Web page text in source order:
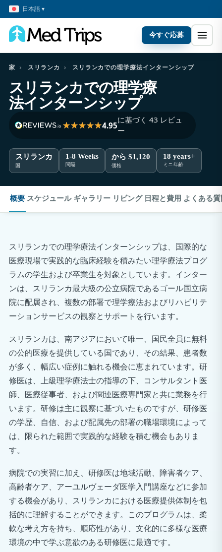
日本語 ▾
今すぐ応募
家 › スリランカ › スリランカでの理学療法インターンシップ
スリランカでの理学療
法インターンシップ
4.95
に基づく 43 レビュ
ー
スリランカ
国
1-8 Weeks
間隔
から $1,120
価格
18 years+
ミニ年齢
概要 スケジュール ギャラリー リビング 日程と費用 よくある質
スリランカでの理学療法インターンシップは、国際的な
医療現場で実践的な臨床経験を積みたい理学療法プログ
ラムの学生および卒業生を対象としています。インター
ンは、スリランカ最大級の公立病院であるゴール国立病
院に配属され、複数の部署で理学療法およびリハビリテ
ーションサービスの観察とサポートを行います。
スリランカは、南アジアにおいて唯一、国民全員に無料
の公的医療を提供している国であり、その結果、患者数
が多く、幅広い症例に触れる機会に恵まれています。研
修医は、上級理学療法士の指導の下、コンサルタント医
師、医療従事者、および関連医療専門家と共に業務を行
います。研修は主に観察に基づいたものですが、研修医
の学歴、自信、および配属先の部署の職場環境によって
は、限られた範囲で実践的な経験を積む機会もありま
す。
病院での実習に加え、研修医は地域活動、障害者ケア、
高齢者ケア、アーユルヴェーダ医学入門講座などに参加
する機会があり、スリランカにおける医療提供体制を包
括的に理解することができます。このプログラムは、柔
軟な考え方を持ち、順応性があり、文化的に多様な医療
環境の中で学ぶ意欲のある研修医に最適です。